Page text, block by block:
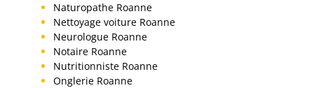
Naturopathe Roanne
Nettoyage voiture Roanne
Neurologue Roanne
Notaire Roanne
Nutritionniste Roanne
Onglerie Roanne